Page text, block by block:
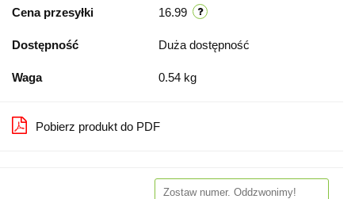
Cena przesyłki 16.99
Dostępność Duża dostępność
Waga 0.54 kg
Pobierz produkt do PDF